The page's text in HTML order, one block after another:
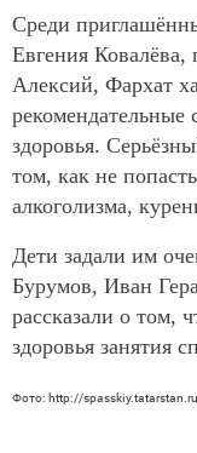
Среди
Евгения Ковалёва,
Алексий, Фархат
рекомендательные
здоровья.
том, как не
алкоголизма,
Дети задали им
Бурумов, Иван
рассказали о том,
здоровья занятия
Фото: http://